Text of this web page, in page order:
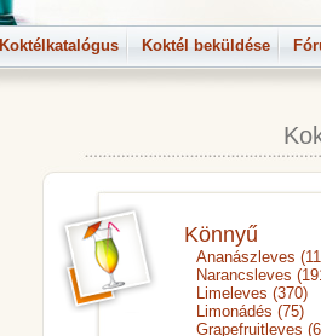
Koktélkatalógus Koktél beküldése
Könnyű
Ananászleves
Narancsleves
Limeleves (370)
Limonádés (75)
Grapefruitleves